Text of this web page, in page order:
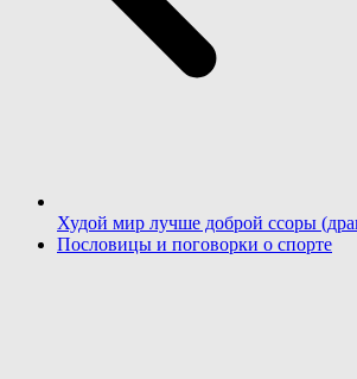
Худой мир лучше доброй ссоры
Пословицы и поговорки о спорте